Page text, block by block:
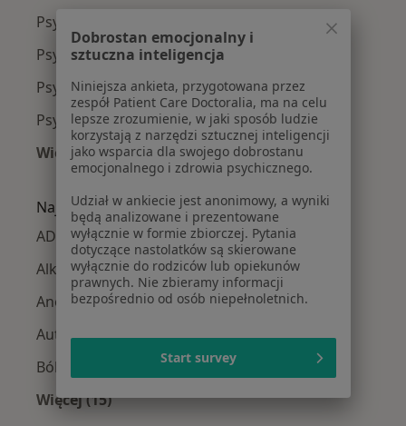
Psychiatrzy w Opolu
Psychiatrzy w Bytomiu
Psychiatrzy w Zabrzu
Psychiatrzy w Rybniku
Więcej (14)
Więcej w kategorii: W pobliżu Strzelec
Najczęście leczone choroby
ADHD w Strzelcach Opolskich
Alkoholizm w Strzelcach Opolskich
Anoreksja w Strzelcach Opolskich
Autyzm w Strzelcach Opolskich
Ból emocjonalny w Strzelcach Opolskich
Więcej (15)
Dobrostan emocjonalny i
sztuczna inteligencja
Niniejsza ankieta, przygotowana przez
zespół Patient Care Doctoralia, ma na celu
lepsze zrozumienie, w jaki sposób ludzie
korzystają z narzędzi sztucznej inteligencji
jako wsparcia dla swojego dobrostanu
emocjonalnego i zdrowia psychicznego.
Udział w ankiecie jest anonimowy, a wyniki
będą analizowane i prezentowane
wyłącznie w formie zbiorczej. Pytania
dotyczące nastolatków są skierowane
wyłącznie do rodziców lub opiekunów
prawnych. Nie zbieramy informacji
bezpośrednio od osób niepełnoletnich.
Start survey